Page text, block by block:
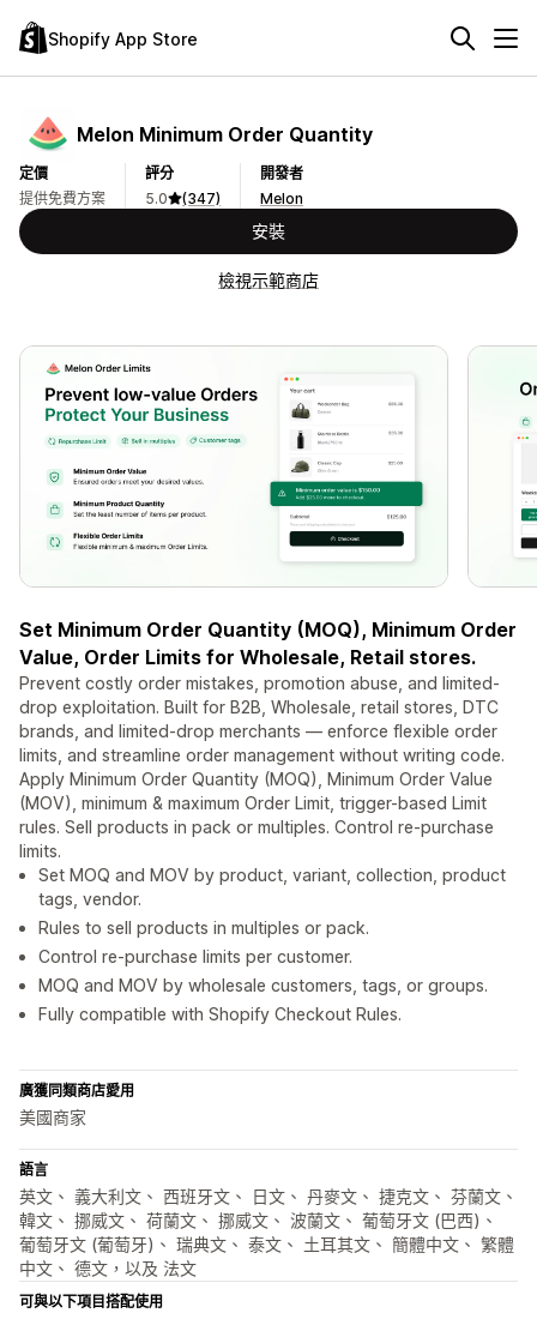
Shopify App Store
Melon Minimum Order Quantity
定價
提供免費方案
評分
5.0
(347)
開發者
Melon
安裝
檢視示範商店
Set Minimum Order Quantity (MOQ), Minimum Order
Value, Order Limits for Wholesale, Retail stores.
Prevent costly order mistakes, promotion abuse, and limited-
drop exploitation. Built for B2B, Wholesale, retail stores, DTC
brands, and limited-drop merchants — enforce flexible order
limits, and streamline order management without writing code.
Apply Minimum Order Quantity (MOQ), Minimum Order Value
(MOV), minimum & maximum Order Limit, trigger-based Limit
rules. Sell products in pack or multiples. Control re-purchase
limits.
Set MOQ and MOV by product, variant, collection, product
tags, vendor.
Rules to sell products in multiples or pack.
Control re-purchase limits per customer.
MOQ and MOV by wholesale customers, tags, or groups.
Fully compatible with Shopify Checkout Rules.
廣獲同類商店愛用
美國商家
語言
英文、 義大利文、 西班牙文、 日文、 丹麥文、 捷克文、 芬蘭文、
韓文、 挪威文、 荷蘭文、 挪威文、 波蘭文、 葡萄牙文 (巴西)、
葡萄牙文 (葡萄牙)、 瑞典文、 泰文、 土耳其文、 簡體中文、 繁體
中文、 德文，以及 法文
可與以下項目搭配使用